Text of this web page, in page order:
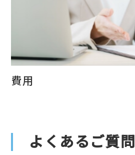
費用
よくあるご質問